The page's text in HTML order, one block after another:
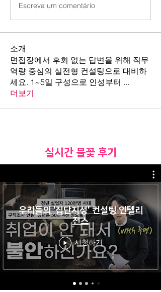
Escreva um comentário
소개
면접장에서 후회 없는 답변을 위해 직무
역량 중심의 실전형 컨설팅으로 대비하
세요. 1~5일 구성으로 인성부터 ...
더보기
​실시간 불꽃 후기
우리들의 '집단지성' 컨설팅 인텔리
전스
시청하기